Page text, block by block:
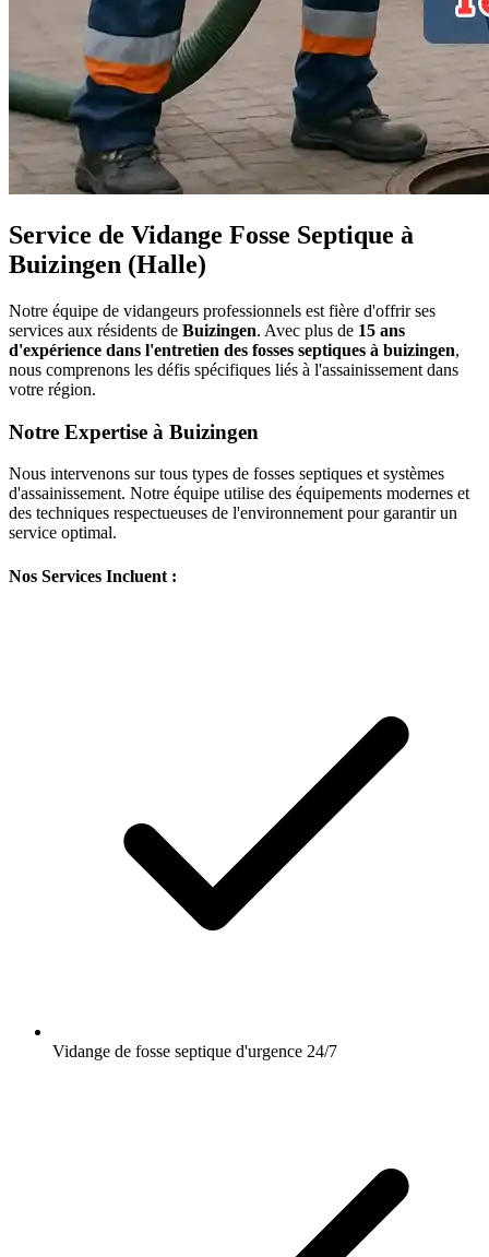
Service de Vidange Fosse Septique à
Buizingen (Halle)
Notre équipe de vidangeurs professionnels est fière d'offrir ses
services aux résidents de Buizingen. Avec plus de 15 ans
d'expérience dans l'entretien des fosses septiques à buizingen,
nous comprenons les défis spécifiques liés à l'assainissement dans
votre région.
Notre Expertise à Buizingen
Nous intervenons sur tous types de fosses septiques et systèmes
d'assainissement. Notre équipe utilise des équipements modernes et
des techniques respectueuses de l'environnement pour garantir un
service optimal.
Nos Services Incluent :
Vidange de fosse septique d'urgence 24/7